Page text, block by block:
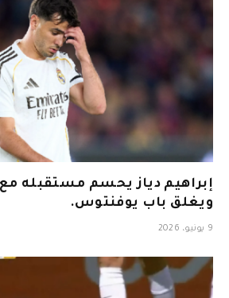
إبراهيم دياز يحسم مستقبله مع
ويغلق باب يوفنتوس.
9 يونيو، 2026